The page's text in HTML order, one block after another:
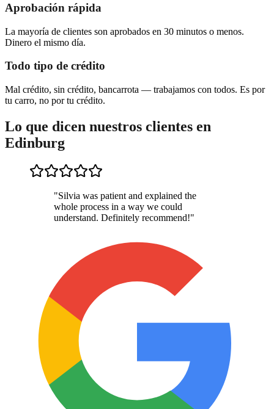
Aprobación rápida
La mayoría de clientes son aprobados en 30 minutos o menos.
Dinero el mismo día.
Todo tipo de crédito
Mal crédito, sin crédito, bancarrota — trabajamos con todos. Es por
tu carro, no por tu crédito.
Lo que dicen nuestros clientes en
Edinburg
"Silvia was patient and explained the
whole process in a way we could
understand. Definitely recommend!"